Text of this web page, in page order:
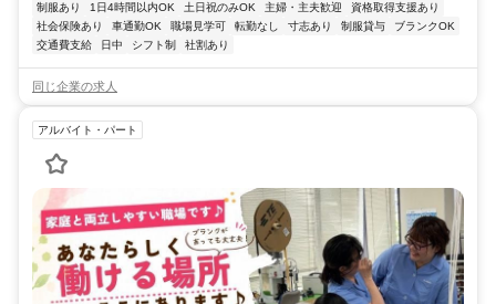
制服あり 1日4時間以内OK 土日祝のみOK 主婦・主夫歓迎
資格取得支援あり
社会保険あり
車通勤OK 職場見学可 転勤なし 寸志あり 制服貸与
ブランクOK
交通費支給
日中 シフト制 社割あり
同じ企業の求人
アルバイト・パート